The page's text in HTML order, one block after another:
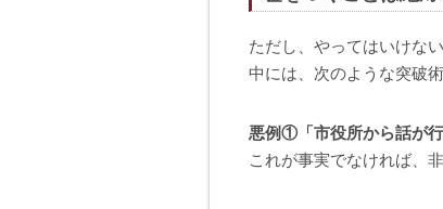
ただし、やってはいけな
中には、次のような突破
悪例①「市役所から話が
これが事実でなければ、